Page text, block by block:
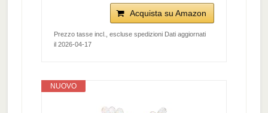
Acquista su Amazon
Prezzo tasse incl., escluse spedizioni Dati aggiornati
il 2026-04-17
NUOVO